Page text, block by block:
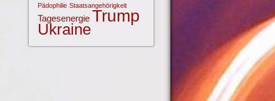
Pädophilie Staatsangehörigkeit
Tagesenergie Trump
Ukraine